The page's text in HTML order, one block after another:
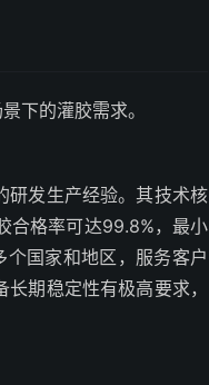
下的灌胶需求。
研发生产经验。其技术核
合格率可达99.8%，最小
国家和地区，服务客户
期稳定性有极高要求，